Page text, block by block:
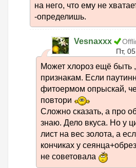
на него, что ему не
-определишь.
Vesnaxxx
Пт,
Может хлороз ещё быть
признакам. Если
фитоермом опрыскай,
повтори
Сложно сказать, а про
знаю. Дело вкуса. Но у
лист на вес золота, а
кончиках у
не советовала